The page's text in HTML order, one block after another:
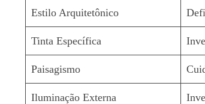
Estilo Arquitetônico
Tinta Específica
Paisagismo
Iluminação Externa